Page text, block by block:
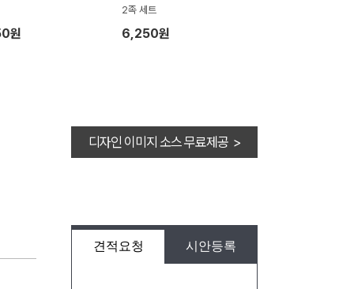
원
2족 세트
6,250원
디자인 이미지 소스 무료제공 >
견적요청 시안등록